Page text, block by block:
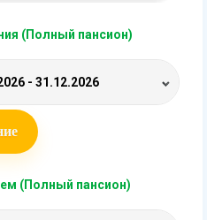
(Полный пансион)
- 31.12.2026
(Полный пансион)